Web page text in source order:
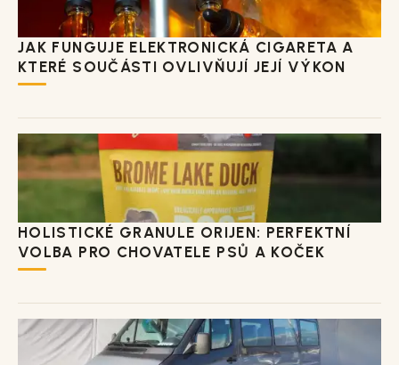
JAK FUNGUJE ELEKTRONICKÁ CIGARETA A
KTERÉ SOUČÁSTI OVLIVŇUJÍ JEJÍ VÝKON
HOLISTICKÉ GRANULE ORIJEN: PERFEKTNÍ
VOLBA PRO CHOVATELE PSŮ A KOČEK